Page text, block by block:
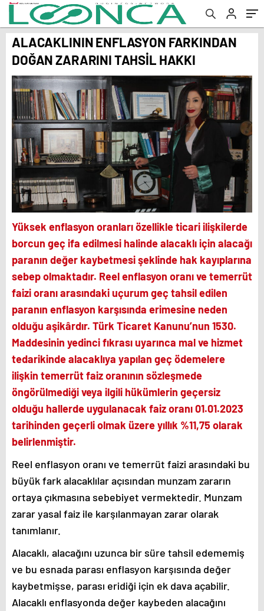
ALACAKLININ ENFLASYON FARKINDAN
DOĞAN ZARARINI TAHSİL HAKKI
Yüksek enflasyon oranları özellikle ticari ilişkilerde
borcun geç ifa edilmesi halinde alacaklı için alacağı
paranın değer kaybetmesi şeklinde hak kayıplarına
sebep olmaktadır. Reel enflasyon oranı ve temerrüt
faizi oranı arasındaki uçurum geç tahsil edilen
paranın enflasyon karşısında erimesine neden
olduğu aşikârdır. Türk Ticaret Kanunu’nun 1530.
Maddesinin yedinci fıkrası uyarınca mal ve hizmet
tedarikinde alacaklıya yapılan geç ödemelere
ilişkin temerrüt faiz oranının sözleşmede
öngörülmediği veya ilgili hükümlerin geçersiz
olduğu hallerde uygulanacak faiz oranı 01.01.2023
tarihinden geçerli olmak üzere yıllık %11,75 olarak
belirlenmiştir.
Reel enflasyon oranı ve temerrüt faizi arasındaki bu
büyük fark alacaklılar açısından munzam zararın
ortaya çıkmasına sebebiyet vermektedir. Munzam
zarar yasal faiz ile karşılanmayan zarar olarak
tanımlanır.
Alacaklı, alacağını uzunca bir süre tahsil edememiş
ve bu esnada parası enflasyon karşısında değer
kaybetmişse, parası eridiği için ek dava açabilir.
Alacaklı enflasyonda değer kaybeden alacağını